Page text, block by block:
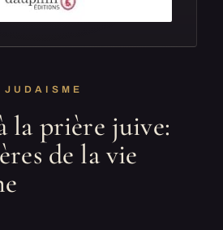
la prière juive:
de la vie